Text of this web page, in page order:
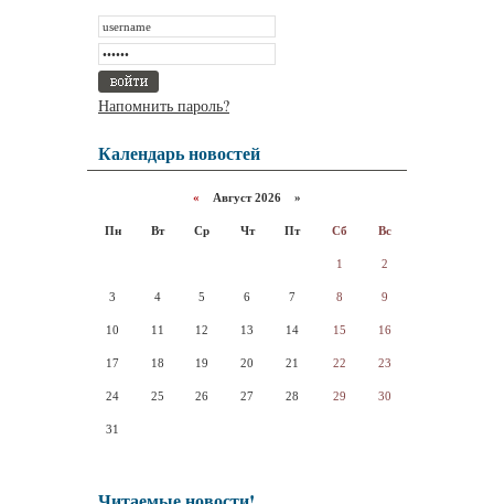
Напомнить пароль?
Календарь новостей
« Август 2026 »
Пн Вт Ср Чт Пт Сб Вс
1 2
3 4 5 6 7 8 9
10 11 12 13 14 15 16
17 18 19 20 21 22 23
24 25 26 27 28 29 30
31